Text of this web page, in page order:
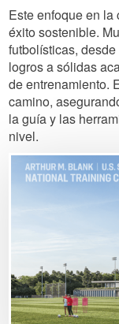
Este enfoque en
éxito sostenible.
futbolísticas,
logros a sólidas
de entrenamiento.
camino,
la guía y las
nivel.
Image